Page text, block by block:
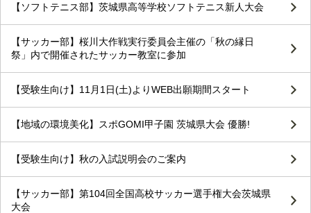
【ソフトテニス部】茨城県高等学校ソフトテニス新人大会
【サッカー部】桜川大作戦実行委員会主催の「秋の縁日
祭」内で開催されたサッカー教室に参加
【受験生向け】11月1日(土)よりWEB出願期間スタート
【地域の環境美化】スポGOMI甲子園 茨城県大会 優勝!
【受験生向け】秋の入試説明会のご案内
【サッカー部】第104回全国高校サッカー選手権大会茨城県
大会